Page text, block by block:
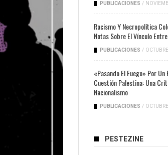
PUBLICACIONES /
Racismo Y Necropolítica
Notas Sobre El Vínculo
PUBLICACIONES /
«Pasando El Fuego» Por
Cuestión Palestina: Una
Nacionalismo
PUBLICACIONES /
PESTEZINE